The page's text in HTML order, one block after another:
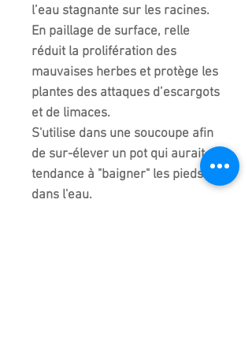
l’eau stagnante sur les racines.
En paillage de surface, relle
réduit la prolifération des
mauvaises herbes et protège les
plantes des attaques d’escargots
et de limaces.
S'utilise dans une soucoupe afin
de sur-élever un pot qui aurait
tendance à "baigner" les pieds
dans l'eau.